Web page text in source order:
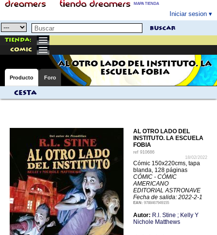
MAPA TIENDA
Iniciar sesion
buscar
Tienda:
comic
AL OTRO LADO DEL INSTITUTO. LA
ESCUELA FOBIA
Producto Foro
Cesta
AL OTRO LADO DEL
INSTITUTO. LA ESCUELA
FOBIA
ref 910686
18/02/2022
Cómic 150x220cms, tapa
blanda, 128 páginas
CÓMIC - CÓMIC
AMERICANO
EDITORIAL ASTRONAVE
Fecha de salida: 2022-2-1
EAN: 9788467949155
Autor: R.l. Stine ; Kelly Y
Nichole Matthews